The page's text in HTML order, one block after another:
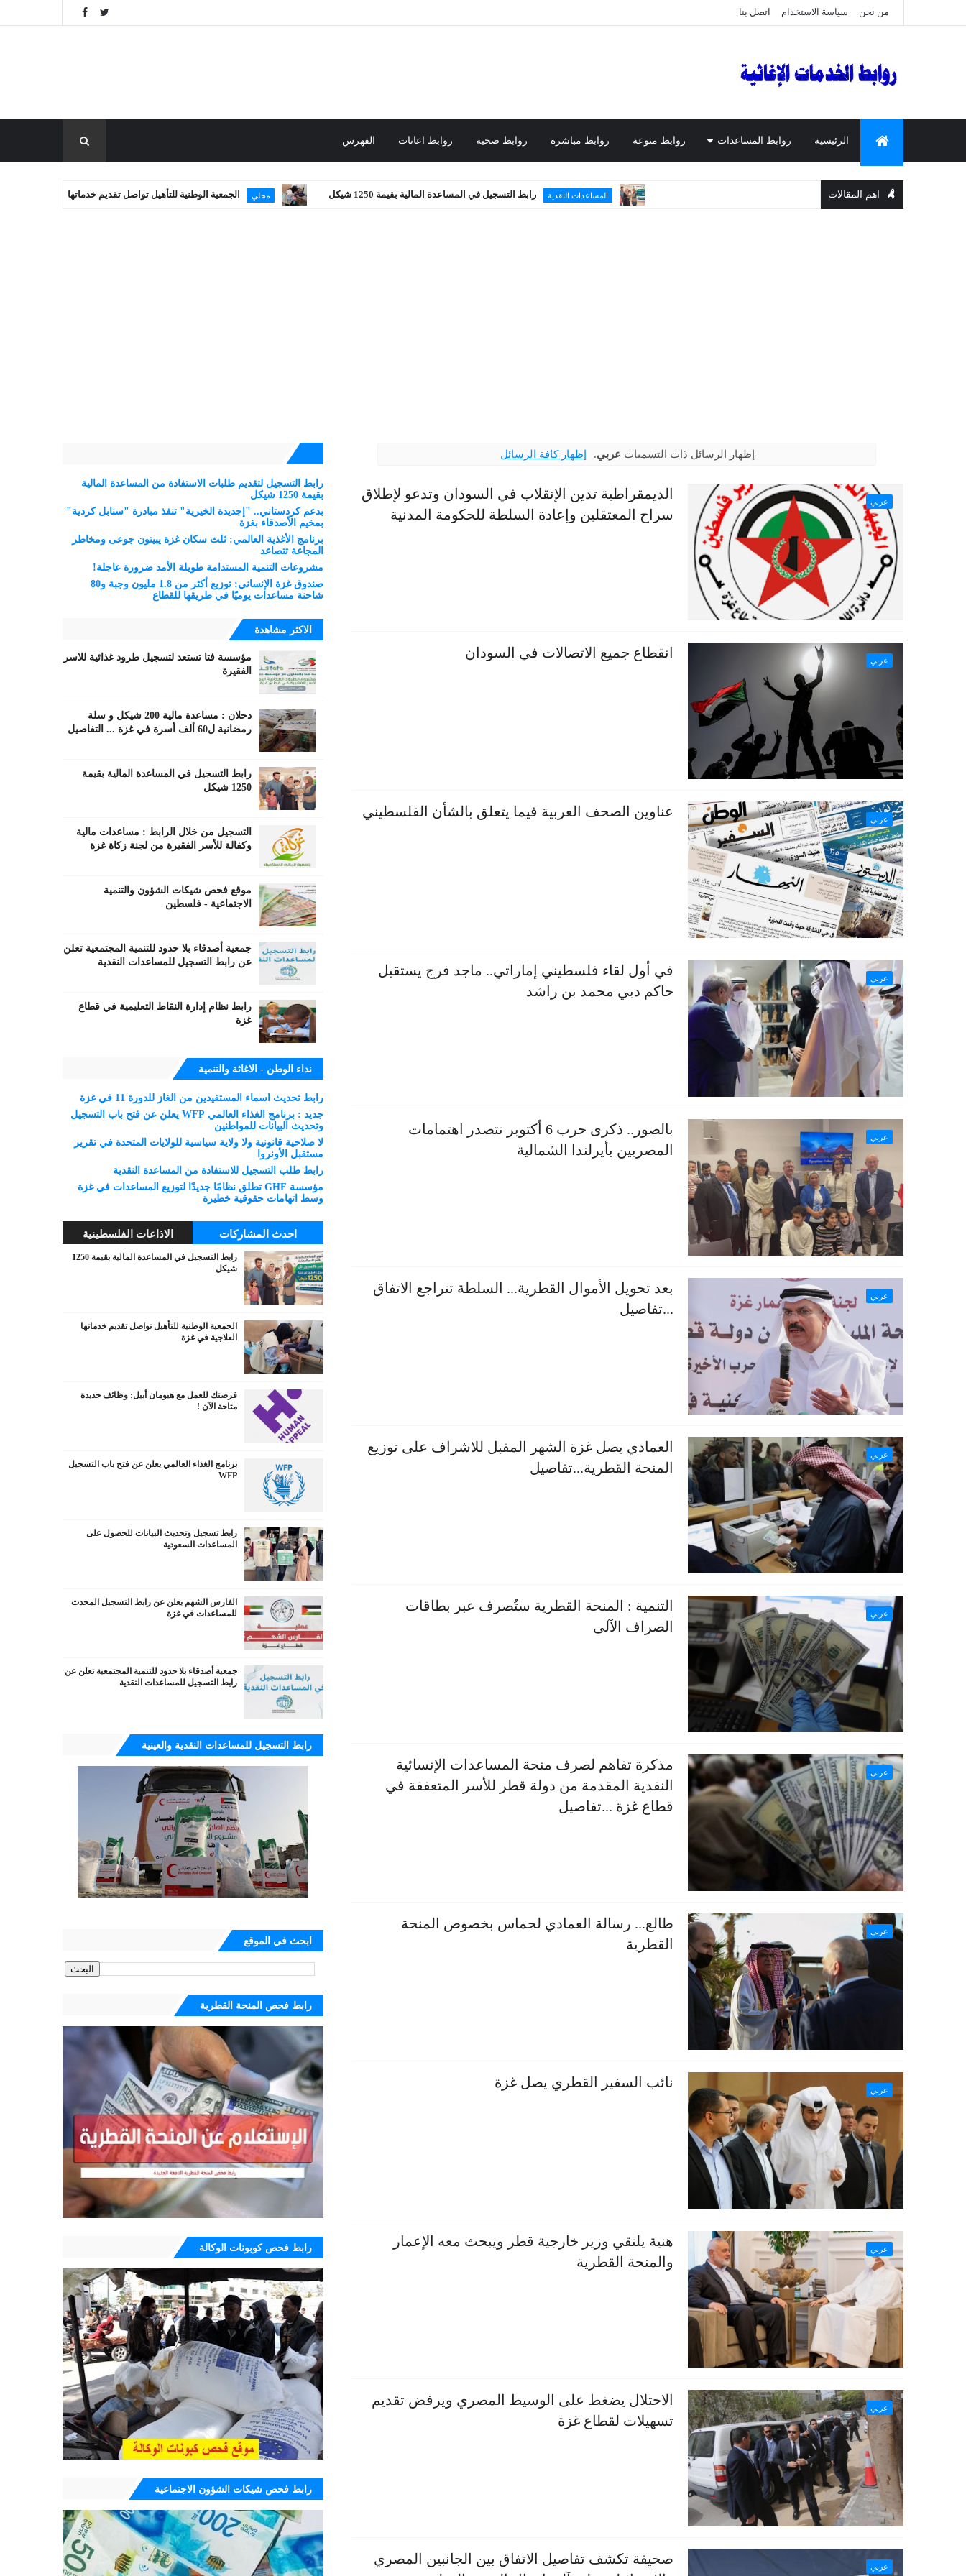
من نحن سياسة الاستخدام اتصل بنا
الرئيسية روابط المساعدات روابط منوعة روابط مباشرة روابط صحية روابط اعانات الفهرس
اهم المقالات المساعدات النقدية رابط التسجيل في المساعدة المالية بقيمة 1250 شيكل محلي الجمعية الوطنية للتأهيل تواصل تقديم خدماتها العلاجية في غزة
‏إظهار الرسائل ذات التسميات عربي. إظهار كافة الرسائل
عربي
الديمقراطية تدين الإنقلاب في السودان وتدعو لإطلاق
سراح المعتقلين وإعادة السلطة للحكومة المدنية
عربي انقطاع جميع الاتصالات في السودان
عربي عناوين الصحف العربية فيما يتعلق بالشأن الفلسطيني
عربي
في أول لقاء فلسطيني إماراتي.. ماجد فرج يستقبل
حاكم دبي محمد بن راشد
عربي
بالصور.. ذكرى حرب 6 أكتوبر تتصدر اهتمامات
المصريين بأيرلندا الشمالية
عربي
بعد تحويل الأموال القطرية... السلطة تتراجع الاتفاق
...تفاصيل
عربي
العمادي يصل غزة الشهر المقبل للاشراف على توزيع
المنحة القطرية...تفاصيل
عربي
التنمية : المنحة القطرية ستُصرف عبر بطاقات
الصراف الآلى
عربي
مذكرة تفاهم لصرف منحة المساعدات الإنسائية
النقدية المقدمة من دولة قطر للأسر المتعففة في
قطاع غزة ...تفاصيل
عربي
طالع... رسالة العمادي لحماس بخصوص المنحة
القطرية
عربي نائب السفير القطري يصل غزة
عربي
هنية يلتقي وزير خارجية قطر ويبحث معه الإعمار
والمنحة القطرية
عربي
الاحتلال يضغط على الوسيط المصري ويرفض تقديم
تسهيلات لقطاع غزة
عربي
صحيفة تكشف تفاصيل الاتفاق بين الجانبين المصري
رابط التسجيل لتقديم طلبات الاستفادة من المساعدة المالية
بقيمة 1250 شيكل
بدعم كردستاني.. "إجديدة الخيرية" تنفذ مبادرة "سنابل كردية"
بمخيم الأصدقاء بغزة
برنامج الأغذية العالمي: ثلث سكان غزة يبيتون جوعى ومخاطر
المجاعة تتصاعد
مشروعات التنمية المستدامة طويلة الأمد ضرورة عاجلة!
صندوق غزة الإنساني: توزيع أكثر من 1.8 مليون وجبة و80
شاحنة مساعدات يوميًا في طريقها للقطاع
الاكثر مشاهدة
مؤسسة فتا تستعد لتسجيل طرود غذائية للاسر
الفقيرة
دحلان : مساعدة مالية 200 شيكل و سلة
رمضانية ل60 ألف أسرة في غزة ... التفاصيل
رابط التسجيل في المساعدة المالية بقيمة
1250 شيكل
التسجيل من خلال الرابط : مساعدات مالية
وكفالة للأسر الفقيرة من لجنة زكاة غزة
موقع فحص شيكات الشؤون والتنمية
الاجتماعية - فلسطين
جمعية أصدقاء بلا حدود للتنمية المجتمعية تعلن
عن رابط التسجيل للمساعدات النقدية
رابط نظام إدارة النقاط التعليمية في قطاع
غزة
نداء الوطن - الاغاثة والتنمية
رابط تحديث اسماء المستفيدين من الغاز للدورة 11 في غزة
جديد : برنامج الغذاء العالمي WFP يعلن عن فتح باب التسجيل
وتحديث البيانات للمواطنين
لا صلاحية قانونية ولا ولاية سياسية للولايات المتحدة في تقرير
مستقبل الأونروا
رابط طلب التسجيل للاستفادة من المساعدة النقدية
مؤسسة GHF تطلق نظامًا جديدًا لتوزيع المساعدات في غزة
وسط اتهامات حقوقية خطيرة
احدث المشاركات الاذاعات الفلسطينية
رابط التسجيل في المساعدة المالية بقيمة 1250
شيكل
الجمعية الوطنية للتأهيل تواصل تقديم خدماتها
العلاجية في غزة
فرصتك للعمل مع هيومان أبيل: وظائف جديدة
متاحة الآن !
برنامج الغذاء العالمي يعلن عن فتح باب التسجيل
WFP
رابط تسجيل وتحديث البيانات للحصول على
المساعدات السعودية
الفارس الشهم يعلن عن رابط التسجيل المحدث
للمساعدات في غزة
جمعية أصدقاء بلا حدود للتنمية المجتمعية تعلن عن
رابط التسجيل للمساعدات النقدية
رابط التسجيل للمساعدات النقدية والعينية
ابحث في الموقع
رابط فحص المنحة القطرية
رابط فحص كوبونات الوكالة
رابط فحص شيكات الشؤون الاجتماعية